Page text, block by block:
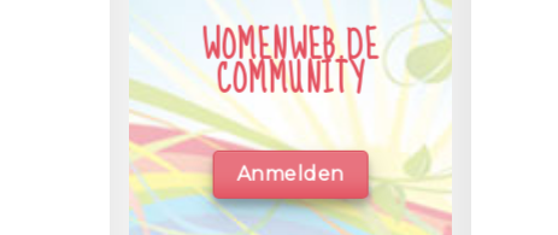
WOMENWEB.DE
COMMUNITY
Anmelden